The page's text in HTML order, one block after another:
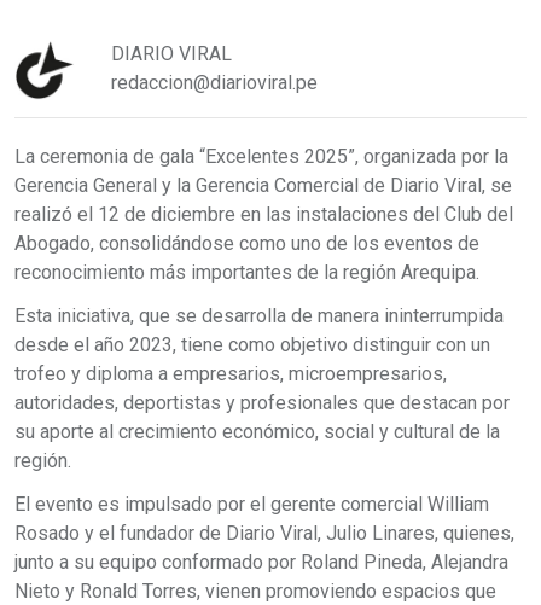
DIARIO VIRAL
redaccion@diarioviral.pe
La ceremonia de gala “Excelentes 2025”, organizada por la
Gerencia General y la Gerencia Comercial de Diario Viral, se
realizó el 12 de diciembre en las instalaciones del Club del
Abogado, consolidándose como uno de los eventos de
reconocimiento más importantes de la región Arequipa.
Esta iniciativa, que se desarrolla de manera ininterrumpida
desde el año 2023, tiene como objetivo distinguir con un
trofeo y diploma a empresarios, microempresarios,
autoridades, deportistas y profesionales que destacan por
su aporte al crecimiento económico, social y cultural de la
región.
El evento es impulsado por el gerente comercial William
Rosado y el fundador de Diario Viral, Julio Linares, quienes,
junto a su equipo conformado por Roland Pineda, Alejandra
Nieto y Ronald Torres, vienen promoviendo espacios que